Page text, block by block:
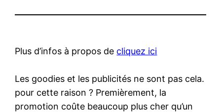
Plus d’infos à propos de cliquez ici
Les goodies et les publicités ne sont pas cela.
pour cette raison ? Premièrement, la
promotion coûte beaucoup plus cher qu’un